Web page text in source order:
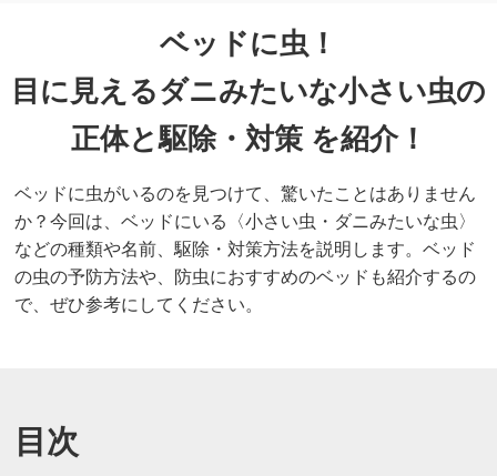
ベッドに虫！
目に見えるダニみたいな小さい虫の
正体と駆除・対策 を紹介！
ベッドに虫がいるのを見つけて、驚いたことはありません
か？今回は、ベッドにいる〈小さい虫・ダニみたいな虫〉
などの種類や名前、駆除・対策方法を説明します。ベッド
の虫の予防方法や、防虫におすすめのベッドも紹介するの
で、ぜひ参考にしてください。
目次